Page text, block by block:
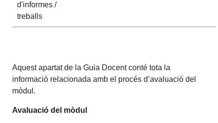
d'informes /
treballs
Aquest apartat de la Guia Docent conté tota la
informació relacionada amb el procés d’avaluació del
mòdul.
Avaluació del mòdul